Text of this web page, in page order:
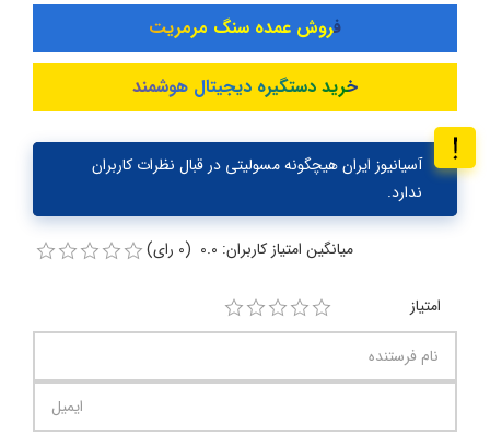
فروش عمده سنگ مرمریت
خرید دستگیره دیجیتال هوشمند
آسیانیوز ایران هیچگونه مسولیتی در قبال نظرات کاربران
ندارد.
میانگین امتیاز کاربران: 0.0 (0 رای)
امتیاز